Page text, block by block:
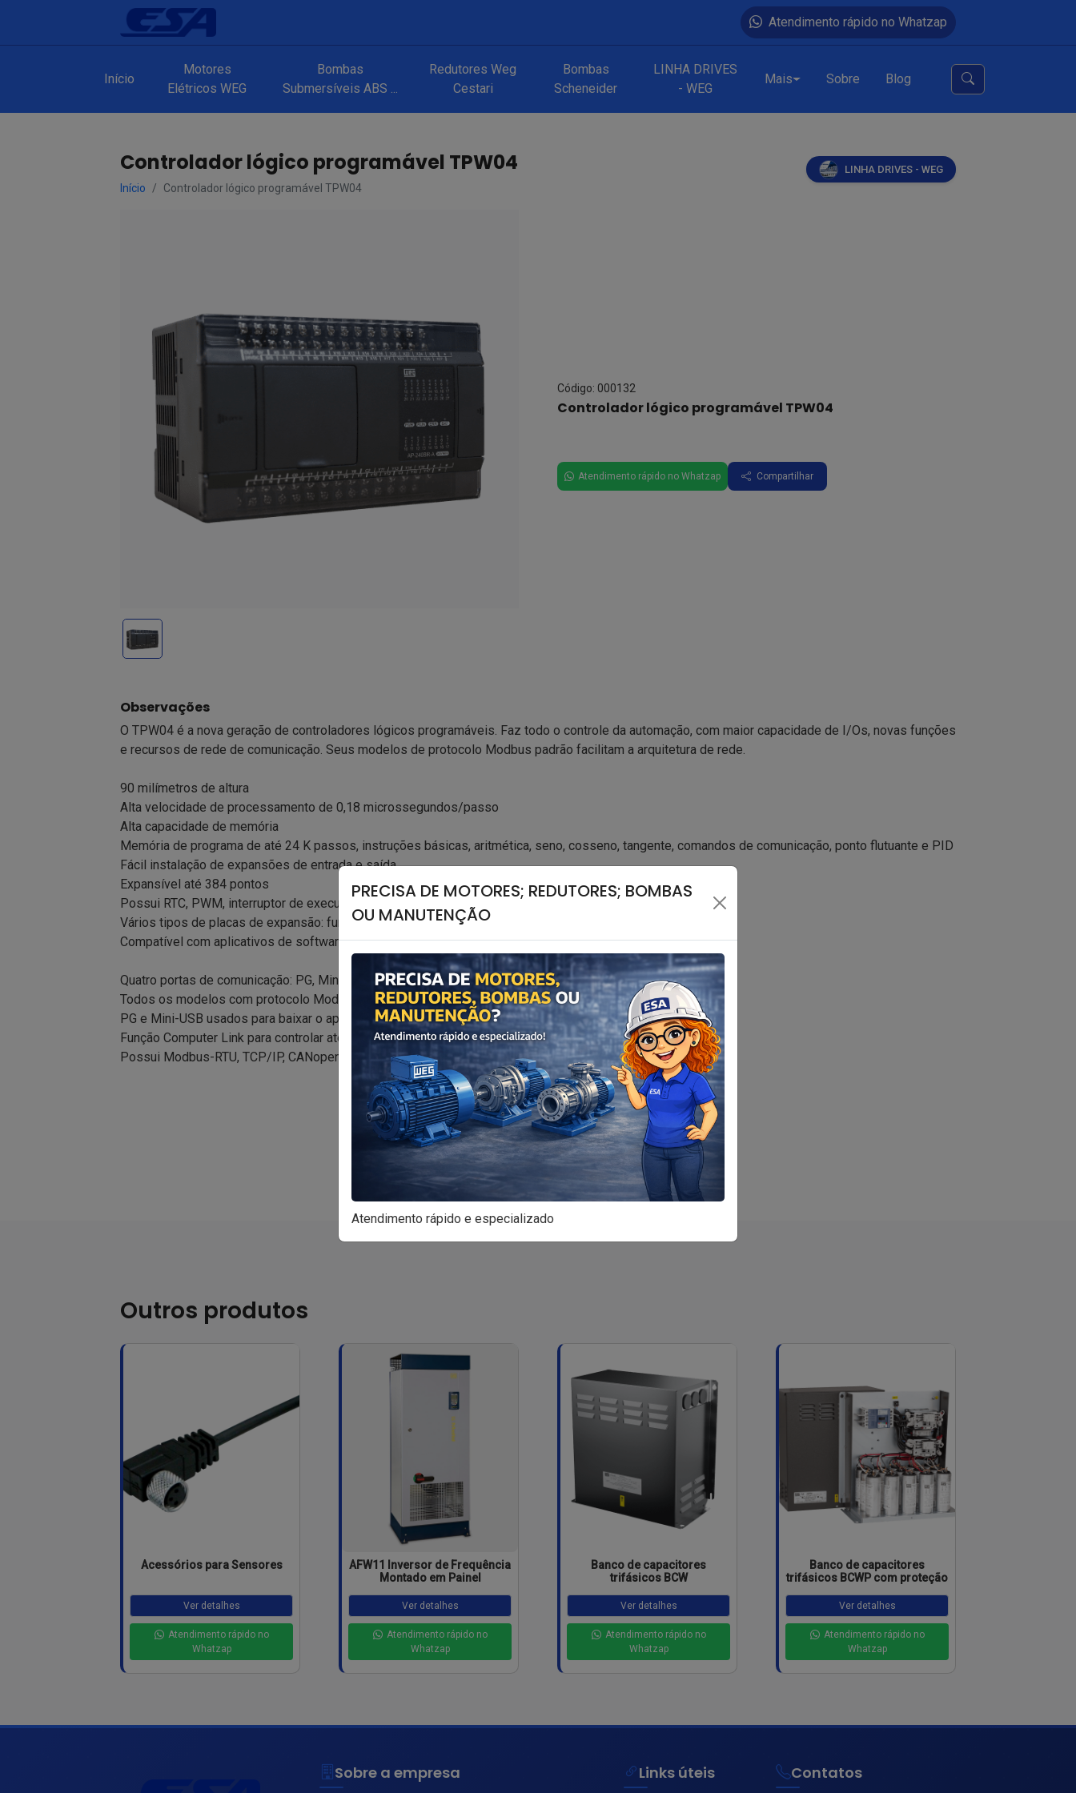
PRECISA DE MOTORES; REDUTORES; BOMBAS
OU MANUTENÇÃO
Atendimento rápido e especializado
Atendimento rápido no Whatzap
Início
Motores
Elétricos WEG
Bombas
Submersíveis ABS ...
Redutores Weg
Cestari
Bombas
Scheneider
LINHA DRIVES
- WEG
Mais Sobre Blog
Controlador lógico programável TPW04
Início Controlador lógico programável TPW04
LINHA DRIVES - WEG
Código: 000132
Controlador lógico programável TPW04
Atendimento rápido no Whatzap Compartilhar
Observações
O TPW04 é a nova geração de controladores lógicos programáveis. Faz todo o controle da automação, com maior capacidade de I/Os, novas funções
e recursos de rede de comunicação. Seus modelos de protocolo Modbus padrão facilitam a arquitetura de rede.
90 milímetros de altura
Alta velocidade de processamento de 0,18 microssegundos/passo
Alta capacidade de memória
Memória de programa de até 24 K passos, instruções básicas, aritmética, seno, cosseno, tangente, comandos de comunicação, ponto flutuante e PID
Fácil instalação de expansões de entrada e saída
Expansível até 384 pontos
Possui RTC, PWM, interruptor de execução/parada, memória flash, etc.
Vários tipos de placas de expansão: função digital, analógica e de comunicação
Compatível com aplicativos de software e placas de expansão do TPW03
Quatro portas de comunicação: PG, Mini-USB, RS485 e placa de expansão
Todos os modelos com protocolo Modbus padrão, simplificando a arquitetura de rede
PG e Mini-USB usados ​​para baixar o aplicativo de software
Função Computer Link para controlar até 255 TPWs
Possui Modbus-RTU, TCP/IP, CANopen
Outros produtos
Acessórios para Sensores
Ver detalhes
Atendimento rápido no
Whatzap
AFW11 Inversor de Frequência
Montado em Painel
Ver detalhes
Atendimento rápido no
Whatzap
Banco de capacitores
trifásicos BCW
Ver detalhes
Atendimento rápido no
Whatzap
Banco de capacitores
trifásicos BCWP com proteção
Ver detalhes
Atendimento rápido no
Whatzap
Sobre a empresa Links úteis Contatos